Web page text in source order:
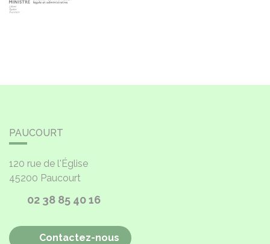
PAUCOURT
120 rue de l'Église
45200 Paucourt
02 38 85 40 16
Contactez-nous